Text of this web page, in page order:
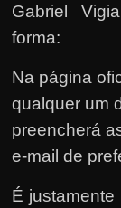
Gabriel
forma:
Na página
qualquer um
preencherá
e-mail de
É